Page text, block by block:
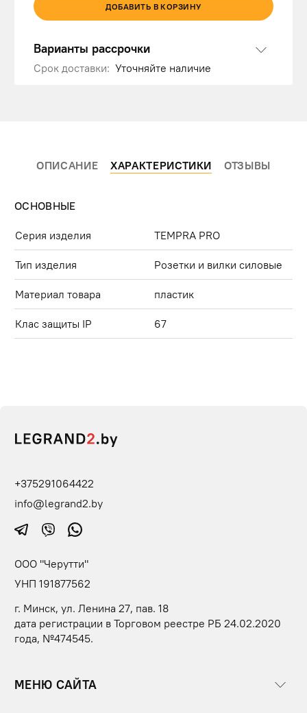
ДОБАВИТЬ В КОРЗИНУ
Варианты рассрочки
Срок доставки: Уточняйте наличие
ОПИСАНИЕ ХАРАКТЕРИСТИКИ ОТЗЫВЫ
ОСНОВНЫЕ
Серия изделия TEMPRA PRO
Тип изделия Розетки и вилки силовые
Материал товара пластик
Клас защиты IP 67
+375291064422
info@legrand2.by
ООО "Черутти"
УНП 191877562
г. Минск, ул. Ленина 27, пав. 18
дата регистрации в Торговом реестре РБ 24.02.2020
года, №474545.
МЕНЮ САЙТА